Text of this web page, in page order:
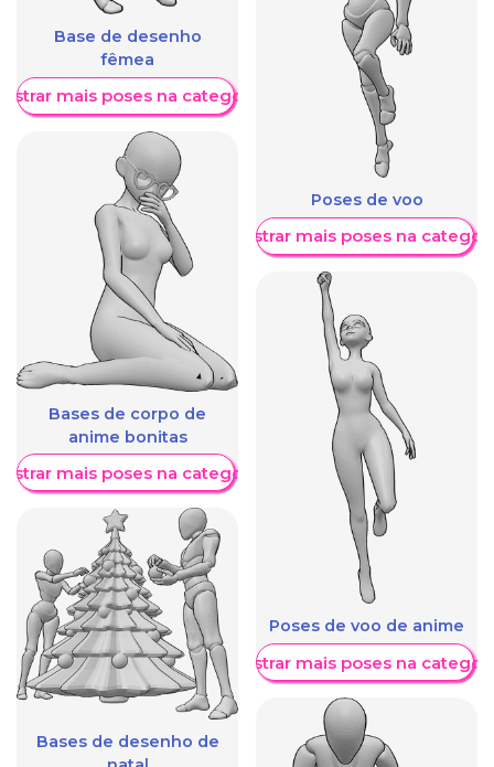
Base de desenho
fêmea
mais poses na categoria
Bases de corpo de
anime bonitas
mais poses na categoria
Bases de desenho de
Poses de voo
Mostrar mais poses na
Poses de voo de anime
Mostrar mais poses na